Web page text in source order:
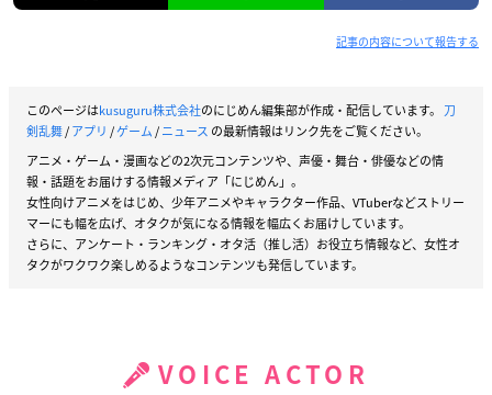
記事の内容について報告する
このページはkusuguru株式会社のにじめん編集部が作成・配信しています。 刀
剣乱舞/アプリ /ゲーム/ニュース の最新情報はリンク先をご覧ください。
アニメ・ゲーム・漫画などの2次元コンテンツや、声優・舞台・俳優などの情
報・話題をお届けする情報メディア「にじめん」。
女性向けアニメをはじめ、少年アニメやキャラクター作品、VTuberなどストリー
マーにも幅を広げ、オタクが気になる情報を幅広くお届けしています。
さらに、アンケート・ランキング・オタ活（推し活）お役立ち情報など、女性オ
タクがワクワク楽しめるようなコンテンツも発信しています。
VOICE ACTOR